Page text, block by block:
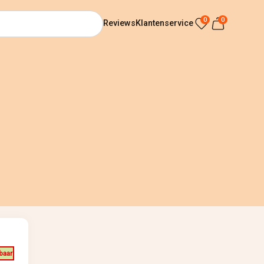
ReviewsKlantenservice 0 0